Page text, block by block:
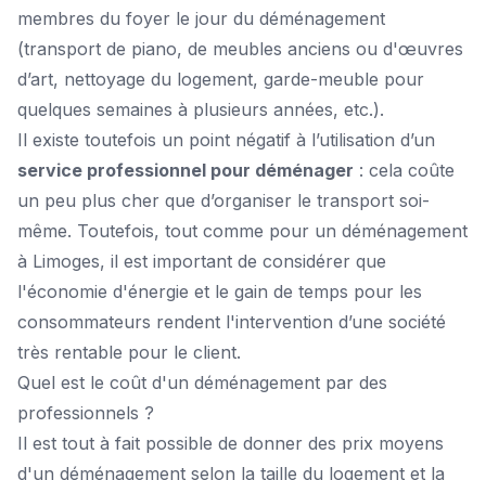
membres du foyer le jour du déménagement
(transport de piano, de meubles anciens ou d'œuvres
d’art, nettoyage du logement, garde-meuble pour
quelques semaines à plusieurs années, etc.).
Il existe toutefois un point négatif à l’utilisation d’un
service professionnel pour déménager : cela coûte
un peu plus cher que d’organiser le transport soi-
même. Toutefois, tout comme pour un déménagement
à Limoges, il est important de considérer que
l'économie d'énergie et le gain de temps pour les
consommateurs rendent l'intervention d’une société
très rentable pour le client.
Quel est le coût d'un déménagement par des
professionnels ?
Il est tout à fait possible de donner des prix moyens
d'un déménagement selon la taille du logement et la